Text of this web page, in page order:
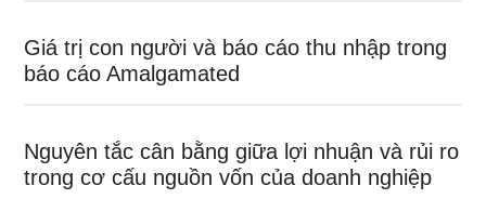
Giá trị con người và báo cáo thu nhập trong
báo cáo Amalgamated
Nguyên tắc cân bằng giữa lợi nhuận và rủi ro
trong cơ cấu nguồn vốn của doanh nghiệp